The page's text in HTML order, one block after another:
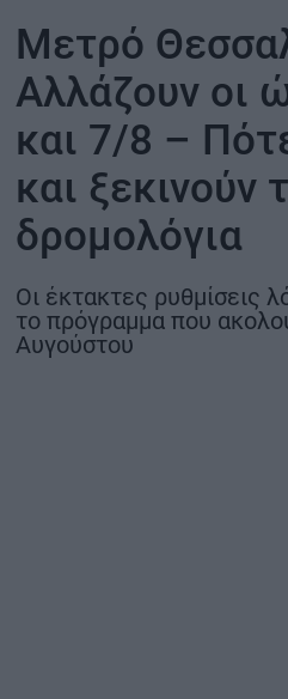
ΟΙΚΟΝΟΜΙΑ -
MY PROPERTY
ΚΑΡΑΜΠΟΛΕΣ
ΟΡΟΙ
Μετρό
Αλλάζουν οι
και 7/8 –
και ξεκινούν
δρομολόγια
Οι έκτακτες ρυθμίσεις
το πρόγραμμα που
Αυγούστου